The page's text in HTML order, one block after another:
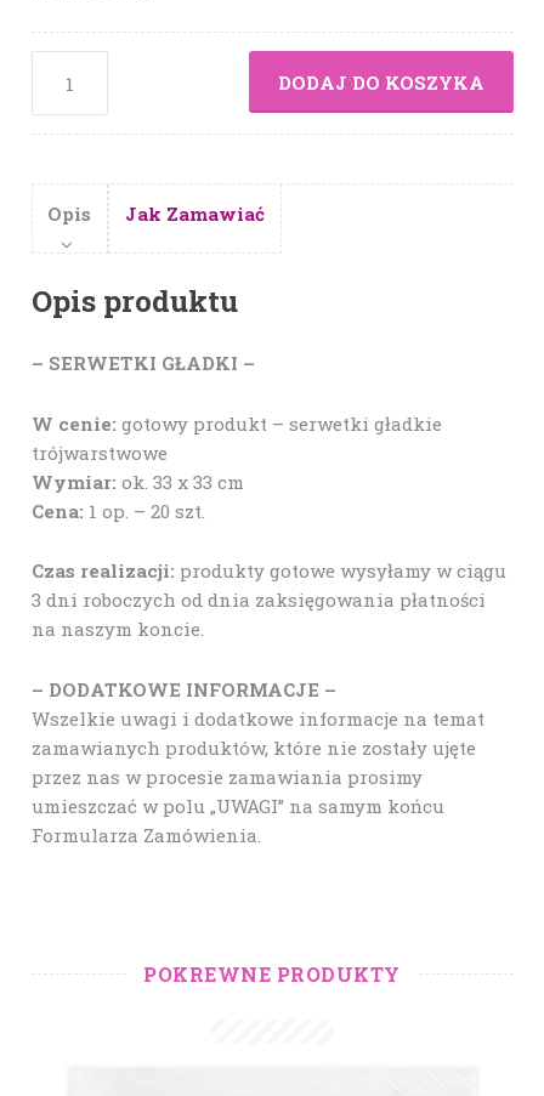
DODAJ DO KOSZYKA
Opis Jak Zamawiać
Opis produktu
– SERWETKI GŁADKI –
W cenie: gotowy produkt – serwetki gładkie
trójwarstwowe
Wymiar: ok. 33 x 33 cm
Cena: 1 op. – 20 szt.
Czas realizacji: produkty gotowe wysyłamy w ciągu
3 dni roboczych od dnia zaksięgowania płatności
na naszym koncie.
– DODATKOWE INFORMACJE –
Wszelkie uwagi i dodatkowe informacje na temat
zamawianych produktów, które nie zostały ujęte
przez nas w procesie zamawiania prosimy
umieszczać w polu „UWAGI” na samym końcu
Formularza Zamówienia.
POKREWNE PRODUKTY